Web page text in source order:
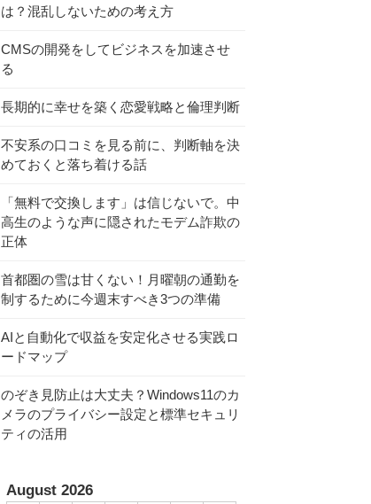
は？混乱しないための考え方
CMSの開発をしてビジネスを加速させ
る
長期的に幸せを築く恋愛戦略と倫理判断
不安系の口コミを見る前に、判断軸を決
めておくと落ち着ける話
「無料で交換します」は信じないで。中
高生のような声に隠されたモデム詐欺の
正体
首都圏の雪は甘くない！月曜朝の通勤を
制するために今週末すべき3つの準備
AIと自動化で収益を安定化させる実践ロ
ードマップ
のぞき見防止は大丈夫？Windows11のカ
メラのプライバシー設定と標準セキュリ
ティの活用
August 2026